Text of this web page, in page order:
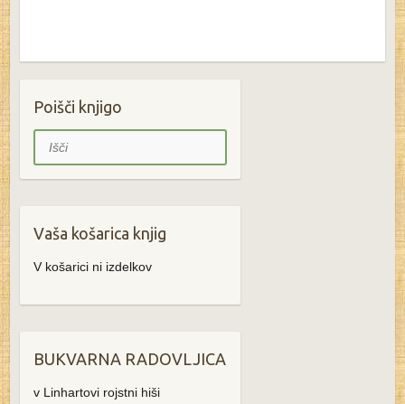
Poišči knjigo
Išči
Vaša košarica knjig
V košarici ni izdelkov
BUKVARNA RADOVLJICA
v Linhartovi rojstni hiši